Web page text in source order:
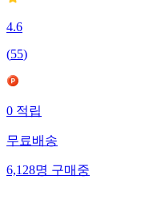
4.6
(55)
0적립
무료배송
6,128명구매중